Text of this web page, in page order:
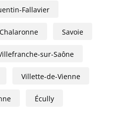
Fallavier
Savoie
sur-Saône
Villette-de-Vienne
Écully